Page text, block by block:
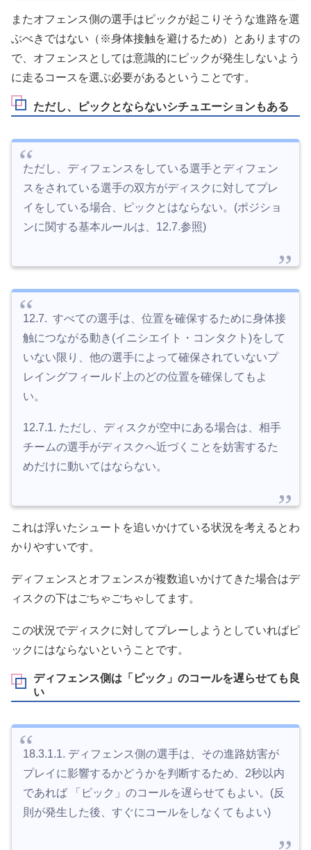
またオフェンス側の選手はピックが起こりそうな進路を選
ぶべきではない（※身体接触を避けるため）とありますの
で、オフェンスとしては意識的にピックが発生しないよう
に走るコースを選ぶ必要があるということです。
ただし、ピックとならないシチュエーションもある
ただし、ディフェンスをしている選手とディフェン
スをされている選手の双方がディスクに対してプレ
イをしている場合、ピックとはならない。(ポジショ
ンに関する基本ルールは、12.7.参照)
12.7. すべての選手は、位置を確保するために身体接
触につながる動き(イニシエイト・コンタクト)をして
いない限り、他の選手によって確保されていないプ
レイングフィールド上のどの位置を確保してもよ
い。
12.7.1. ただし、ディスクが空中にある場合は、相手
チームの選手がディスクへ近づくことを妨害するた
めだけに動いてはならない。
これは浮いたシュートを追いかけている状況を考えるとわ
かりやすいです。
ディフェンスとオフェンスが複数追いかけてきた場合はデ
ィスクの下はごちゃごちゃしてます。
この状況でディスクに対してプレーしようとしていればピ
ックにはならないということです。
ディフェンス側は「ピック」のコールを遅らせても良
い
18.3.1.1. ディフェンス側の選手は、その進路妨害が
プレイに影響するかどうかを判断するため、2秒以内
であれば 「ピック」のコールを遅らせてもよい。(反
則が発生した後、すぐにコールをしなくてもよい)